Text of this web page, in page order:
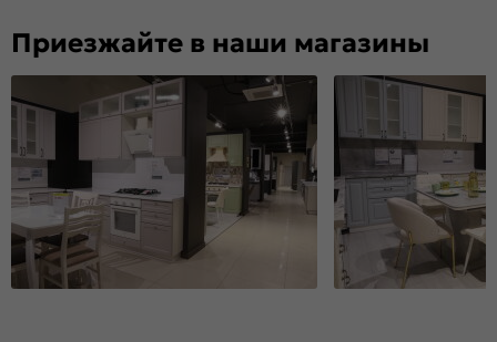
Приезжайте в наши магазины